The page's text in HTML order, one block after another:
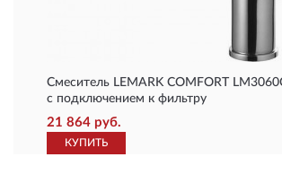
Смеситель LEMARK COMFORT
с подключением к фильтру
21 864 руб.
КУПИТЬ